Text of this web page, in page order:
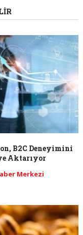
B2C Deneyimini
Aktarıyor
Merkezi